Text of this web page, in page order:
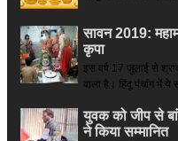
सावन 2019:
कृपा
इस वर्ष 17 जुलाई से
वाला है। हिंदू पंचांग में ये
युवक को जीप से
ने किया सम्‍मानित